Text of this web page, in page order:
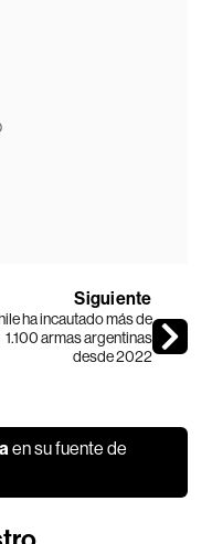
Siguiente
ha incautado más de
1.100 armas argentinas
desde 2022
en su fuente de